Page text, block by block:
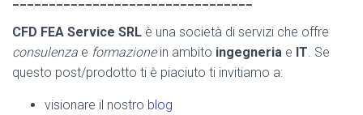
CFD FEA Service SRL è una società di servizi che offre
consulenza e formazionein ambito ingegneria e IT. Se
questo post/prodotto ti è piaciuto ti invitiamo a:
visionare il nostro blog